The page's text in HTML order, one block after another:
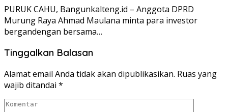
PURUK CAHU, Bangunkalteng.id – Anggota DPRD
Murung Raya Ahmad Maulana minta para investor
bergandengan bersama…
Tinggalkan Balasan
Alamat email Anda tidak akan dipublikasikan. Ruas yang
wajib ditandai *